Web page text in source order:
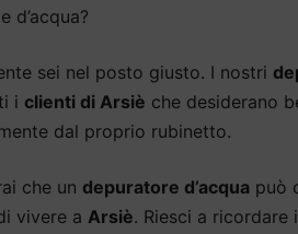
d’acqua?
sei nel posto giusto. I nostri
i clienti di Arsiè che desiderano
dal proprio rubinetto.
che un depuratore d’acqua può
vivere a Arsiè. Riesci a ricordare